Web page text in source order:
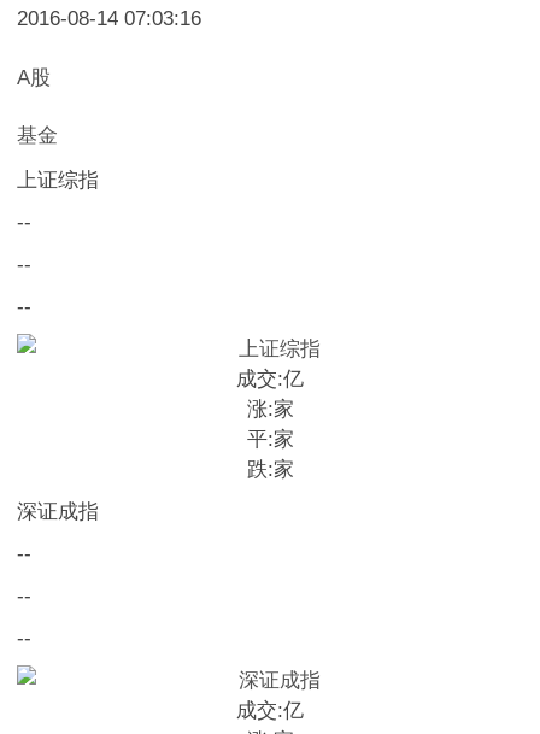
2016-08-14 07:03:16
A股
基金
上证综指
--
--
--
成交:亿
涨:家
平:家
跌:家
深证成指
--
--
--
成交:亿